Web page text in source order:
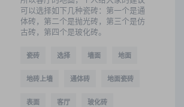
可以选择如下几种瓷砖：第一个是通
体砖，第二个是抛光砖，第三个是仿
古砖，第四个是玻化砖。
瓷砖 选择 墙面 地面
地砖上墙 通体砖 地面瓷砖
表面 客厅 玻化砖